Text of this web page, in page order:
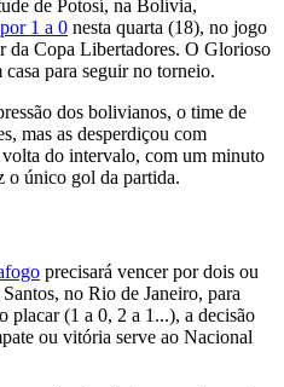
de Potosí, na Bolívia,
1 a 0 nesta quarta (18), no jogo
da Copa Libertadores. O Glorioso
para seguir no torneio.
dos bolivianos, o time de
mas as desperdiçou com
do intervalo, com um minuto
o único gol da partida.
precisará vencer por dois ou
no Rio de Janeiro, para
placar (1 a 0, 2 a 1...), a decisão
ou vitória serve ao Nacional